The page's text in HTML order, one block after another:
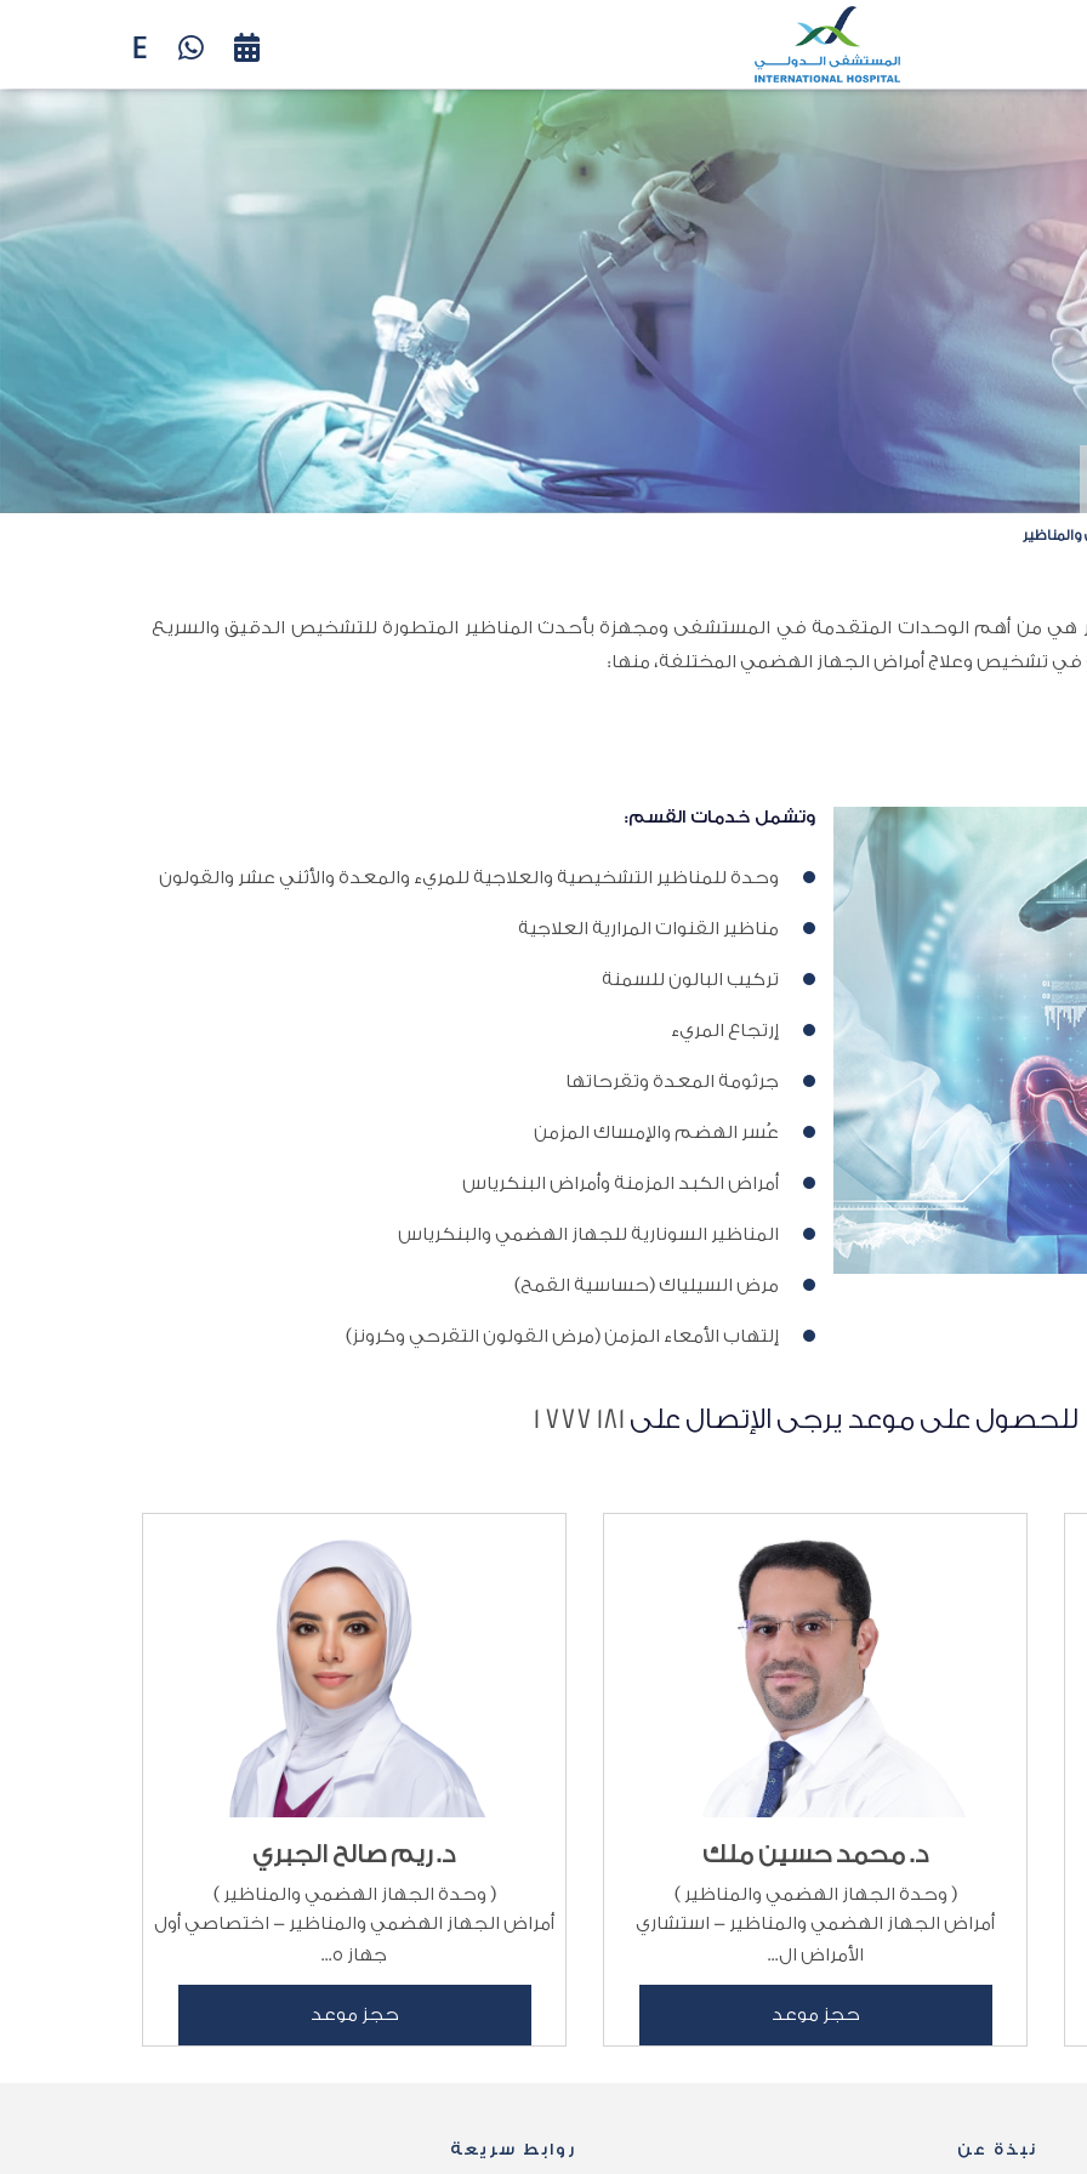
هي من أهم الوحدات المتقدمة في المستشفى ومجهزة بأحدث المناظير المتطورة للتشخيص الدقيق والسريع
في تشخيص وعلاج أمراض الجهاز الهضمي المختلفة، منها:
وتشمل خدمات القسم:
وحدة للمناظير التشخيصية والعلاجية للمريء والمعدة والأثني عشر والقولون
مناظير القنوات المرارية العلاجية
تركيب البالون للسمنة
إرتجاع المريء
جرثومة المعدة وتقرحاتها
عُسر الهضم والإمساك المزمن
أمراض الكبد المزمنة وأمراض البنكرياس
المناظير السونارية للجهاز الهضمي والبنكرياس
مرض السيلياك (حساسية القمح)
إلتهاب الأمعاء المزمن (مرض القولون التقرحي وكرونز)
على موعد يرجى الإتصال على 181 777 1
د. محمد حسين ملك
( وحدة الجهاز الهضمي والمناظير )
أمراض الجهاز الهضمي والمناظير - استشاري
الأمراض ال...
حجز موعد
د. ريم صالح الجبري
( وحدة الجهاز الهضمي والمناظير )
أمراض الجهاز الهضمي والمناظير - اختصاصي أول
جهاز ه...
حجز موعد
نبذة عن روابط سريعة